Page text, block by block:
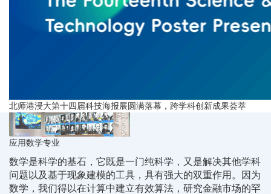
北师港浸大第十四届科技海报展圆满落幕，跨学科创新成果荟萃
应用数学专业
数学是科学的基石，它既是一门纯科学，又是解决其他学科
问题以及基于现象建模的工具，具有强大的双重作用。因为
数学，我们得以在计算中建立有效算法，研究金融市场的罕